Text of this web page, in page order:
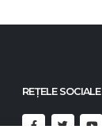
REȚELE SOCIALE